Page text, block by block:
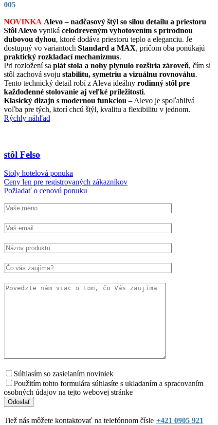
005
NOVINKA Alevo – nadčasový štýl so silou detailu a priestoru
Stôl Alevo vyniká celodreveným vyhotovením s prírodnou
dubovou dyhou, ktoré dodáva priestoru teplo a eleganciu. Je
dostupný vo variantoch Standard a MAX, pričom oba ponúkajú
praktický rozkladací mechanizmus.
Pri rozložení sa plát stola a nohy plynulo rozšíria zároveň, čím si
stôl zachová svoju stabilitu, symetriu a vizuálnu rovnováhu.
Tento technický detail robí z Aleva ideálny rodinný stôl pre
každodenné stolovanie aj veľké príležitosti.
Klasický dizajn s modernou funkciou – Alevo je spoľahlivá
voľba pre tých, ktorí chcú štýl, kvalitu a flexibilitu v jednom.
Rýchly náhľad
stôl Felso
Stoly hotelová ponuka
Ceny len pre registrovaných zákazníkov
Požiadať o cenovú ponuku
Súhlasím so zasielaním noviniek
Použitím tohto formulára súhlasíte s ukladaním a spracovaním
osobných údajov na tejto webovej stránke
Tiež nás môžete kontaktovať na telefónnom čísle +421 0905 921